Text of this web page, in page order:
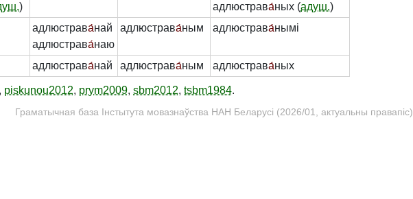
)
адлюстрава́ных (адуш.)
адлюстрава́най
адлюстрава́наю
адлюстрава́ным адлюстрава́нымі
адлюстрава́най адлюстрава́ным адлюстрава́ных
, piskunou2012, prym2009, sbm2012, tsbm1984.
Граматычная база Інстытута мовазнаўства НАН Беларусі (2026/01, актуальны правапіс)